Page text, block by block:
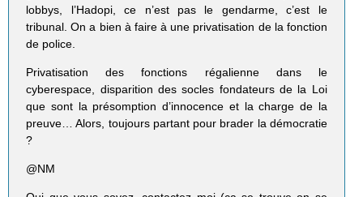
lobbys, l’Hadopi, ce n’est pas le gendarme, c’est le
tribunal. On a bien à faire à une privatisation de la fonction
de police.
Privatisation des fonctions régalienne dans le
cyberespace, disparition des socles fondateurs de la Loi
que sont la présomption d’innocence et la charge de la
preuve… Alors, toujours partant pour brader la démocratie
?
@NM